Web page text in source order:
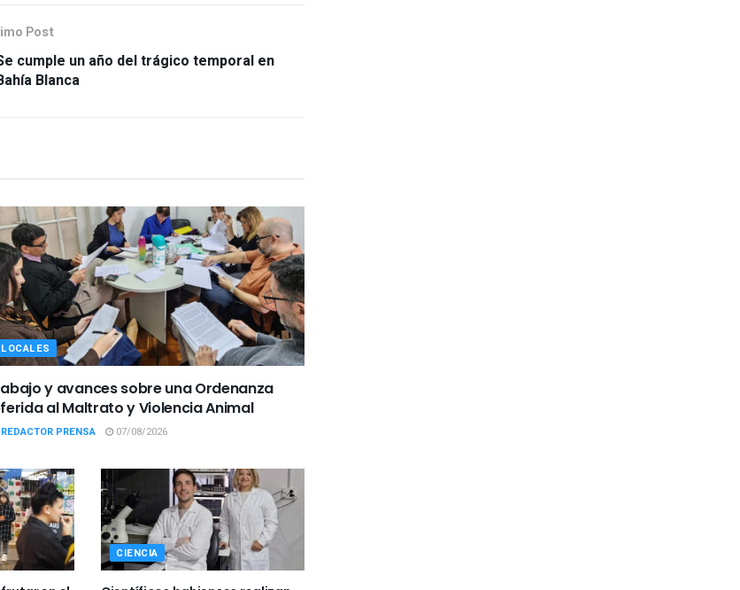
Post
cumple un año del trágico temporal en
Blanca
LOCALES
y avances sobre una Ordenanza
al Maltrato y Violencia Animal
REDACTOR PRENSA 07/08/2026
CIENCIA